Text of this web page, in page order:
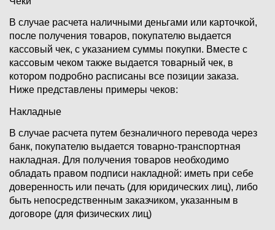
В случае расчета наличными деньгами или карточкой,
после получения товаров, покупателю выдается
кассовый чек, с указанием суммы покупки. Вместе с
кассовым чеком также выдается товарный чек, в
котором подробно расписаны все позиции заказа.
Ниже представлены примеры чеков:
Накладные
В случае расчета путем безналичного перевода через
банк, покупателю выдается товарно-транспортная
накладная. Для получения товаров необходимо
обладать правом подписи накладной: иметь при себе
доверенность или печать (для юридических лиц), либо
быть непосредственным заказчиком, указанным в
договоре (для физических лиц)